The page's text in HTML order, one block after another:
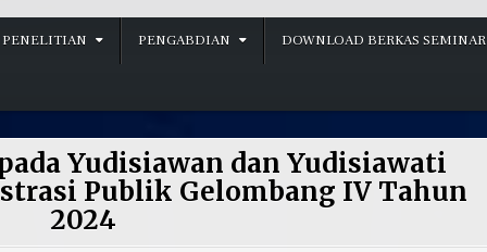
PENELITIAN PENGABDIAN DOWNLOAD BERKAS SEMINAR
Yudisiawan dan Yudisiawati
Publik Gelombang IV Tahun
2024